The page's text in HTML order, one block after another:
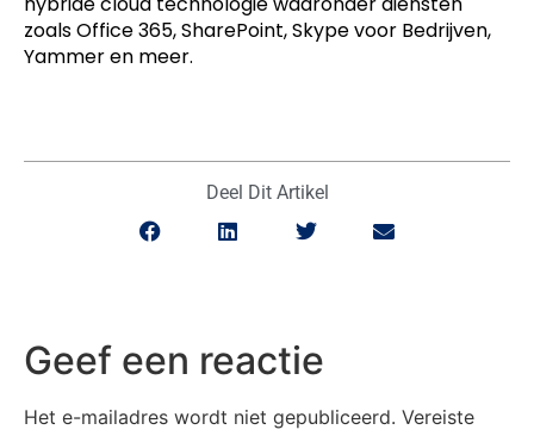
zoals Office 365, SharePoint, Skype voor Bedrijven,
Yammer en meer.
Deel Dit Artikel
Geef een reactie
Het e-mailadres wordt niet gepubliceerd. Vereiste